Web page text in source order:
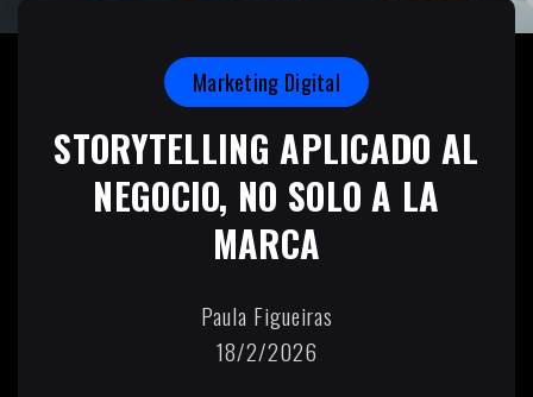
Marketing Digital
STORYTELLING APLICADO AL
NEGOCIO, NO SOLO A LA
MARCA
Paula Figueiras
18/2/2026